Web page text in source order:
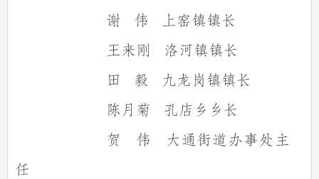
谢
伟
上窑镇镇长
王来刚
洛河镇镇长
田
毅
九龙岗镇镇长
陈月菊
孔店乡乡长
贺
伟
大通街道办事处主
任